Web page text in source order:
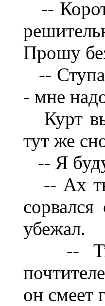
--
Прошу
--
- мне
Курт
тут же
-- Я
-- Ах
убежал.
--
он смеет